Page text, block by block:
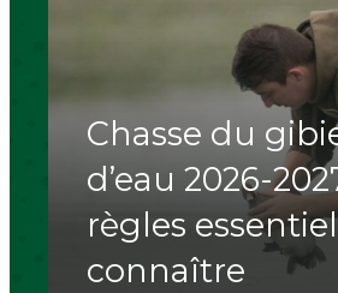
Chasse du
d’eau 2026-
règles
connaître